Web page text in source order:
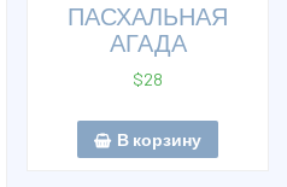
ПАСХАЛЬНАЯ
АГАДА
$28
В корзину